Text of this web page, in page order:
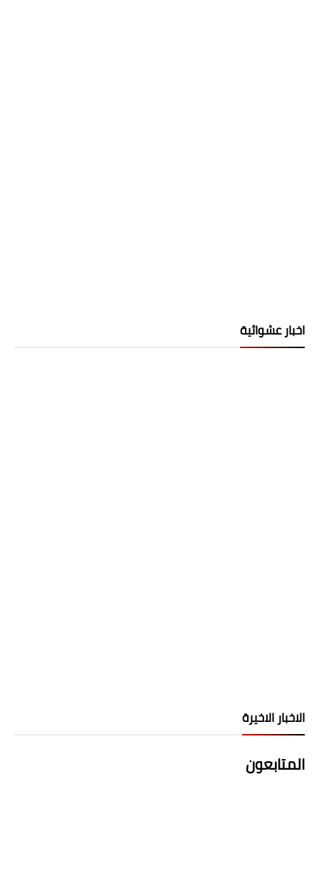
اخبار عشوائية
الاخبار الاخيرة
المتابعون